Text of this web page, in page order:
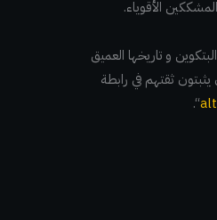
الأقوياء.
و تاريخها العميق
ثقتهم في رابطة
“.